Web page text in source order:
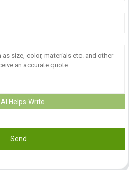
AI Helps Write
Send